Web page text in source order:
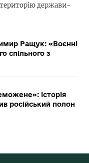
територію держави-
Ращук: «Воєнні
спільного з
історія
російський полон